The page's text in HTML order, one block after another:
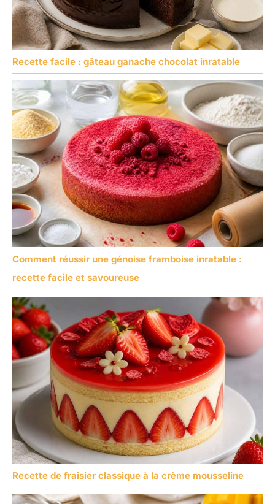
Recette facile : gâteau ganache chocolat inratable
Comment réussir une génoise framboise inratable :
recette facile et savoureuse
Recette de fraisier classique à la crème mousseline